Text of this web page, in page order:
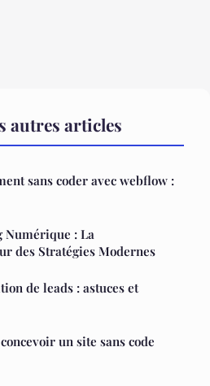
autres articles
sans coder avec webflow :
Numérique : La
des Stratégies Modernes
de leads : astuces et
un site sans code